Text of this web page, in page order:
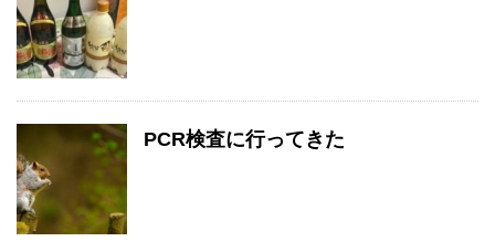
PCR検査に行ってきた